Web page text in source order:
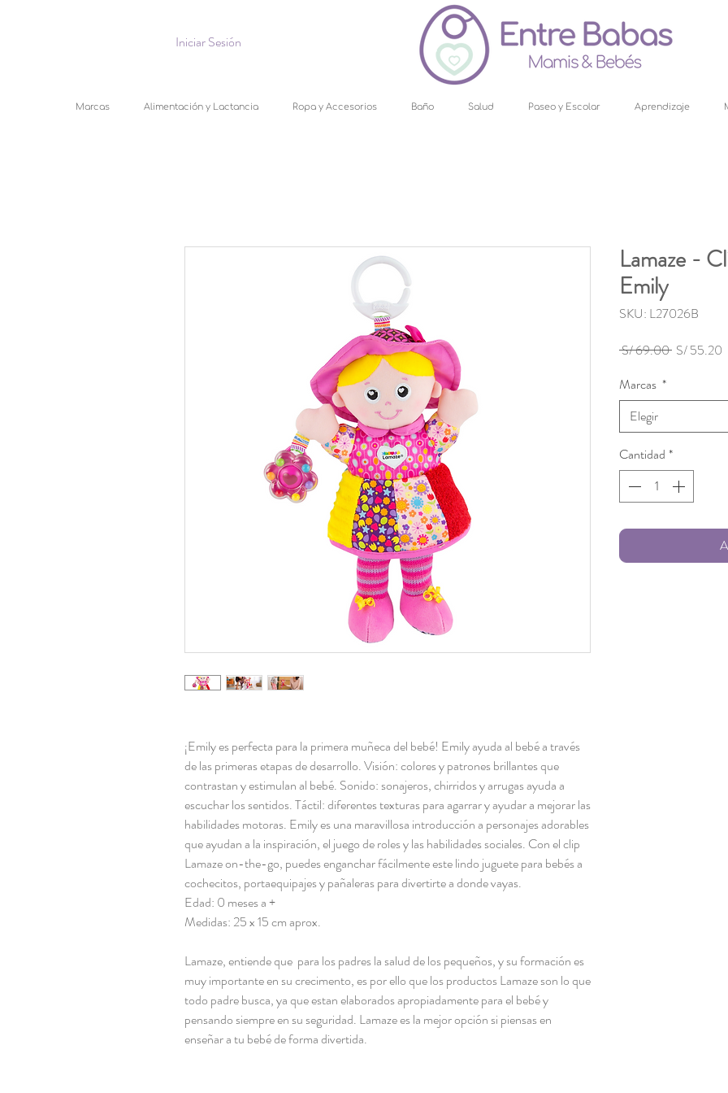
Iniciar Sesión
Marcas Alimentación y Lactancia Ropa y Accesorios Baño Salud Paseo y Escolar Aprendizaje
¡Emily es perfecta para la primera muñeca del bebé! Emily ayuda al bebé a través
de las primeras etapas de desarrollo. Visión: colores y patrones brillantes que
contrastan y estimulan al bebé. Sonido: sonajeros, chirridos y arrugas ayuda a
escuchar los sentidos. Táctil: diferentes texturas para agarrar y ayudar a mejorar las
habilidades motoras. Emily es una maravillosa introducción a personajes adorables
que ayudan a la inspiración, el juego de roles y las habilidades sociales. Con el clip
Lamaze on-the-go, puedes enganchar fácilmente este lindo juguete para bebés a
cochecitos, portaequipajes y pañaleras para divertirte a donde vayas.
Edad: 0 meses a +
Medidas: 25 x 15 cm aprox.
Lamaze,entiende que para los padres la salud de los pequeños, y su formación es
muy importante en su crecimento, es por ello que los productos Lamaze son lo que
todo padre busca, ya que estan elaborados apropiadamente para el bebé y
pensando siempre en su seguridad. Lamaze es la mejor opción si piensas en
enseñar a tu bebé de forma divertida.
Lamaze -
Emily
SKU: L27026B
S/ 69.00 Precio
S/ 55.20
Marcas *
Elegir
Cantidad *